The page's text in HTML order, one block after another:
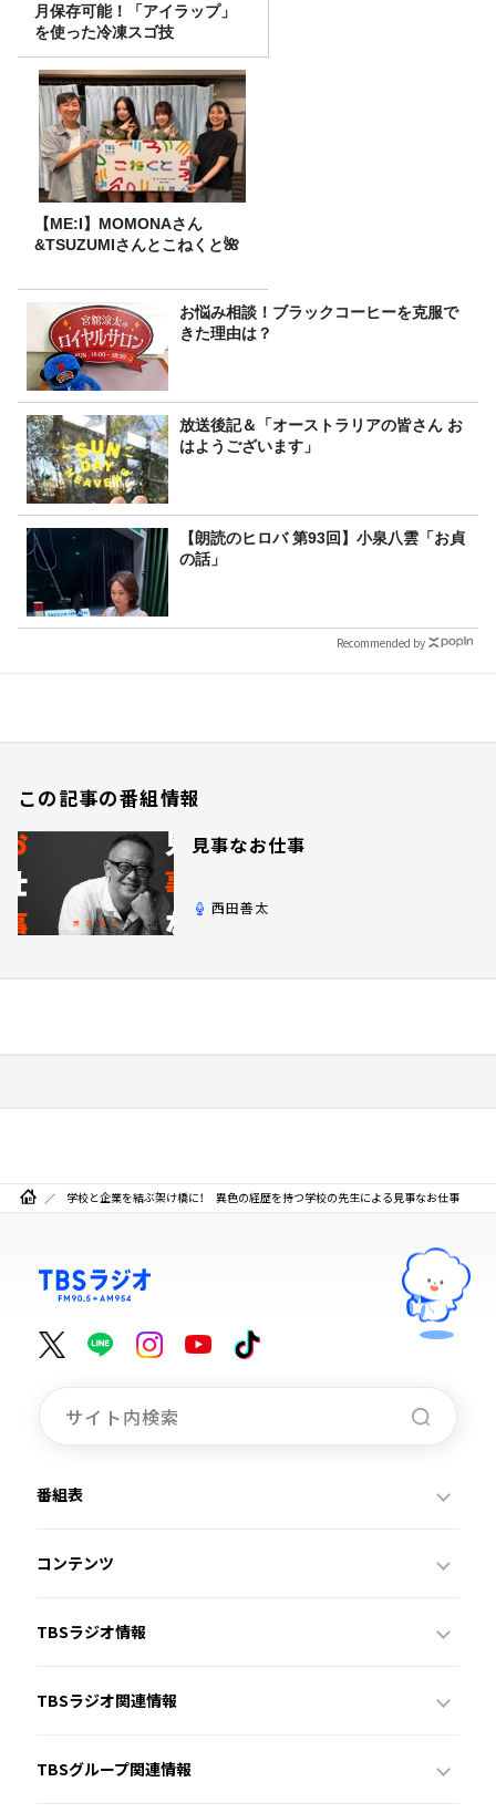
月保存可能！「アイラップ」
を使った冷凍スゴ技
【ME:I】MOMONAさん
&TSUZUMIさんとこねくと🌺
お悩み相談！ブラックコーヒーを克服で
きた理由は？
放送後記＆「オーストラリアの皆さん お
はようございます」
【朗読のヒロバ 第93回】小泉八雲「お貞
の話」
Recommended by
この記事の番組情報
見事なお仕事
西田善太
学校と企業を結ぶ架け橋に！ 異色の経歴を持つ学校の先生による見事なお仕事
番組表
コンテンツ
TBSラジオ情報
TBSラジオ関連情報
TBSグループ関連情報